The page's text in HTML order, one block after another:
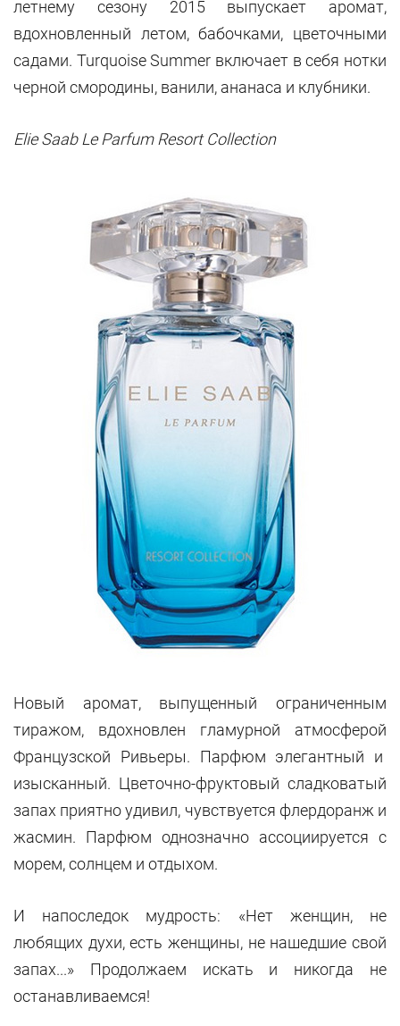
летнему сезону 2015 выпускает аромат,
вдохновленный летом, бабочками, цветочными
садами. Turquoise Summer включает в себя нотки
черной смородины, ванили, ананаса и клубники.
Elie Saab Le Parfum Resort Collection
Новый аромат, выпущенный ограниченным
тиражом, вдохновлен гламурной атмосферой
Французской Ривьеры. Парфюм элегантный и
изысканный. Цветочно-фруктовый сладковатый
запах приятно удивил, чувствуется флердоранж и
жасмин. Парфюм однозначно ассоциируется с
морем, солнцем и отдыхом.
И напоследок мудрость: «Нет женщин, не
любящих духи, есть женщины, не нашедшие свой
запах...» Продолжаем искать и никогда не
останавливаемся!